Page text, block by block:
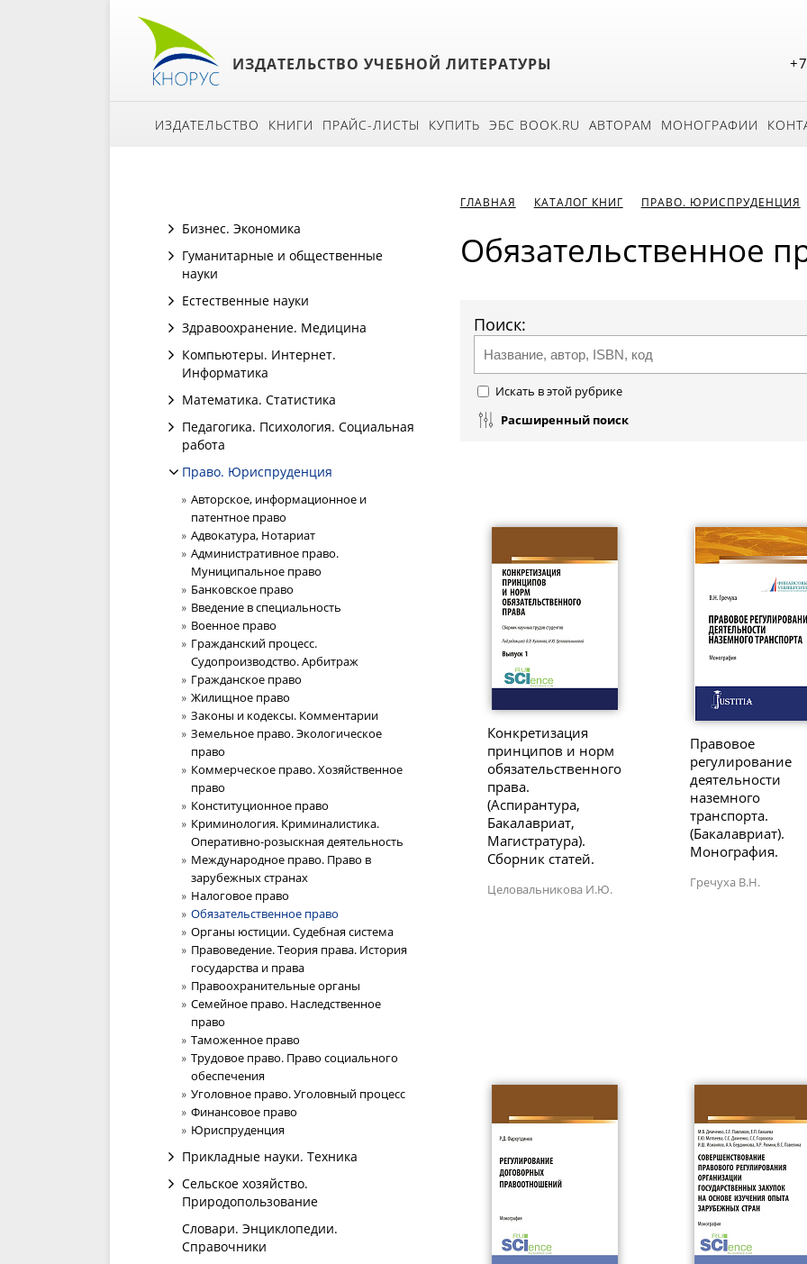
ИЗДАТЕЛЬСТВО УЧЕБНОЙ ЛИТЕРАТУРЫ
ИЗДАТЕЛЬСТВО КНИГИ ПРАЙС-ЛИСТЫ КУПИТЬ ЭБС BOOK.RU АВТОРАМ МОНОГРАФИИ
Бизнес. Экономика
Гуманитарные и общественные
науки
Естественные науки
Здравоохранение. Медицина
Компьютеры. Интернет.
Информатика
Математика. Статистика
Педагогика. Психология. Социальная
работа
Право. Юриспруденция
Авторское, информационное и
патентное право
Адвокатура, Нотариат
Административное право.
Муниципальное право
Банковское право
Введение в специальность
Военное право
Гражданский процесс.
Судопроизводство. Арбитраж
Гражданское право
Жилищное право
Законы и кодексы. Комментарии
Земельное право. Экологическое
право
Коммерческое право. Хозяйственное
право
Конституционное право
Криминология. Криминалистика.
Оперативно-розыскная деятельность
Международное право. Право в
зарубежных странах
Налоговое право
Обязательственное право
Органы юстиции. Судебная система
Правоведение. Теория права. История
государства и права
Правоохранительные органы
Семейное право. Наследственное
право
Таможенное право
Трудовое право. Право социального
обеспечения
Уголовное право. Уголовный процесс
Финансовое право
Юриспруденция
Прикладные науки. Техника
Сельское хозяйство.
Природопользование
Словари. Энциклопедии.
Справочники
ГЛАВНАЯ КАТАЛОГ КНИГ ПРАВО. ЮРИСПРУДЕНЦИЯ
Обязательственное
Поиск:
Искать в этой рубрике
Расширенный поиск
Конкретизация
принципов и норм
обязательственного
права.
(Аспирантура,
Бакалавриат,
Магистратура).
Сборник статей.
Целовальникова И.Ю.
Правовое
регулирование
деятельности
наземного
транспорта.
(Бакалавриат).
Монография.
Гречуха В.Н.